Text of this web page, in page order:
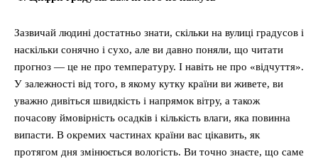
Зазвичай людині достатньо знати, скільки на вулиці градусов і
наскільки сонячно і сухо, але ви давно поняли, що читати
прогноз — це не про температуру. І навіть не про «відчуття».
У залежності від того, в якому кутку країни ви живете, ви
уважно дивіться швидкість і напрямок вітру, а також
почасову ймовірність осадків і кількість влаги, яка повинна
випасти. В окремих частинах країни вас цікавить, як
протягом дня змінюється вологість. Ви точно знаєте, що саме